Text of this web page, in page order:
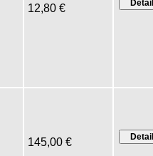
12,80 €
145,00 €